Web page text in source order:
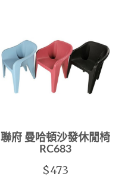
聯府 曼哈頓沙發休閒椅
RC683
$473